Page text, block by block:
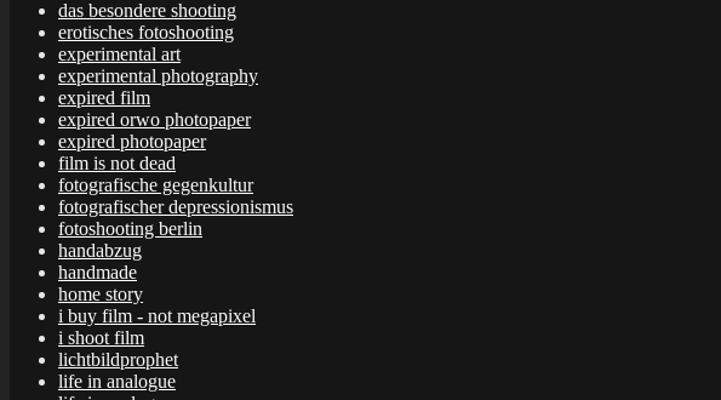
das besondere shooting
erotisches fotoshooting
experimental art
experimental photography
expired film
expired orwo photopaper
expired photopaper
film is not dead
fotografische gegenkultur
fotografischer depressionismus
fotoshooting berlin
handabzug
handmade
home story
i buy film - not megapixel
i shoot film
lichtbildprophet
life in analogue